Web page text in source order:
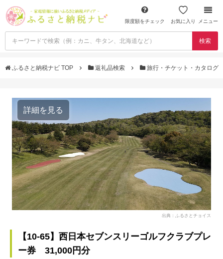
限度額をチェック お気に入り メニュー
検索
ふるさと納税ナビ TOP 返礼品検索 旅行・チケット・カタログ
詳細を見る
出典：ふるさとチョイス
【10-65】西日本セブンスリーゴルフクラブプレ
ー券 31,000円分